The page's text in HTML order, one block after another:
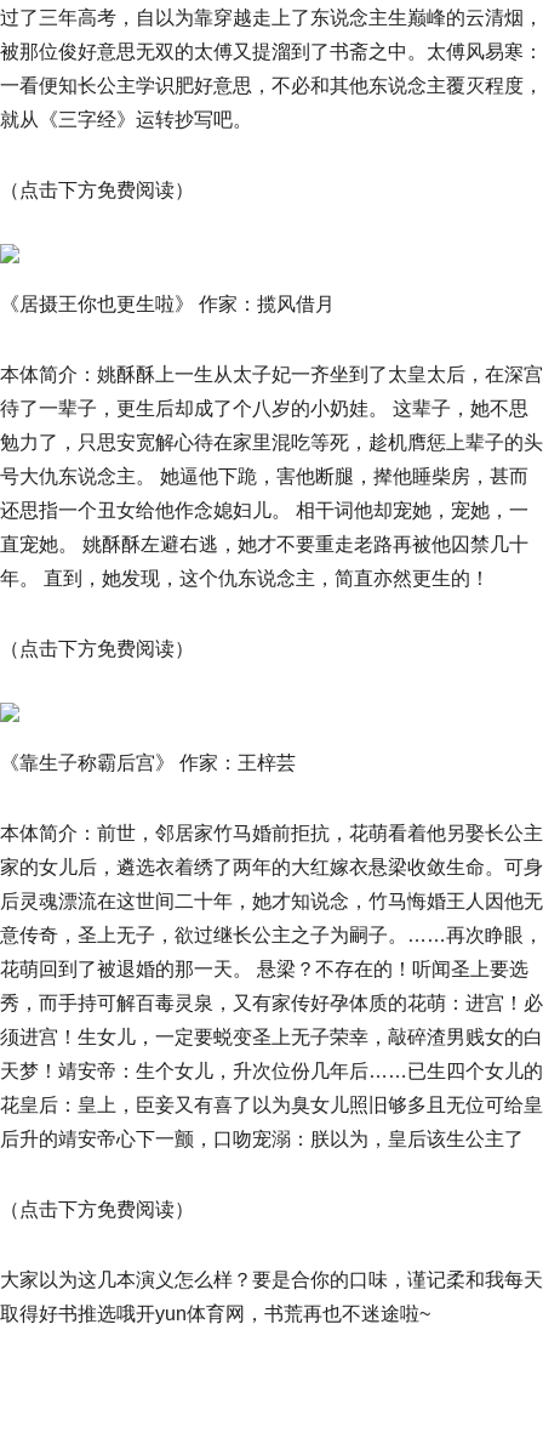
过了三年高考，自以为靠穿越走上了东说念主生巅峰的云清烟，
被那位俊好意思无双的太傅又提溜到了书斋之中。太傅风易寒：
一看便知长公主学识肥好意思，不必和其他东说念主覆灭程度，
就从《三字经》运转抄写吧。
（点击下方免费阅读）
《居摄王你也更生啦》 作家：揽风借月
本体简介：姚酥酥上一生从太子妃一齐坐到了太皇太后，在深宫
待了一辈子，更生后却成了个八岁的小奶娃。 这辈子，她不思
勉力了，只思安宽解心待在家里混吃等死，趁机膺惩上辈子的头
号大仇东说念主。 她逼他下跪，害他断腿，撵他睡柴房，甚而
还思指一个丑女给他作念媳妇儿。 相干词他却宠她，宠她，一
直宠她。 姚酥酥左避右逃，她才不要重走老路再被他囚禁几十
年。 直到，她发现，这个仇东说念主，简直亦然更生的！
（点击下方免费阅读）
《靠生子称霸后宫》 作家：王梓芸
本体简介：前世，邻居家竹马婚前拒抗，花萌看着他另娶长公主
家的女儿后，遴选衣着绣了两年的大红嫁衣悬梁收敛生命。可身
后灵魂漂流在这世间二十年，她才知说念，竹马悔婚王人因他无
意传奇，圣上无子，欲过继长公主之子为嗣子。……再次睁眼，
花萌回到了被退婚的那一天。 悬梁？不存在的！听闻圣上要选
秀，而手持可解百毒灵泉，又有家传好孕体质的花萌：进宫！必
须进宫！生女儿，一定要蜕变圣上无子荣幸，敲碎渣男贱女的白
天梦！靖安帝：生个女儿，升次位份几年后……已生四个女儿的
花皇后：皇上，臣妾又有喜了以为臭女儿照旧够多且无位可给皇
后升的靖安帝心下一颤，口吻宠溺：朕以为，皇后该生公主了
（点击下方免费阅读）
大家以为这几本演义怎么样？要是合你的口味，谨记柔和我每天
取得好书推选哦开yun体育网，书荒再也不迷途啦~